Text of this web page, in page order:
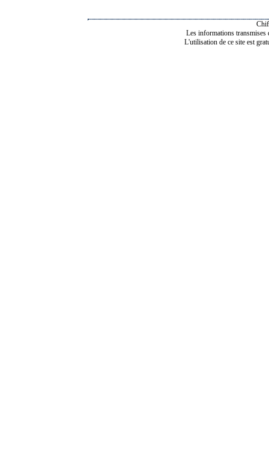
Les informations transmises
L'utilisation de ce site est